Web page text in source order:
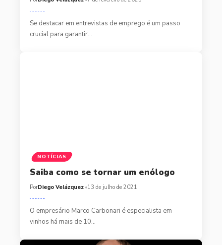
Se destacar em entrevistas de emprego é um passo
crucial para garantir…
NOTÍCIAS
Saiba como se tornar um enólogo
PorDiego Velázquez 13 de julho de 2021
O empresário Marco Carbonari é especialista em
vinhos há mais de 10…